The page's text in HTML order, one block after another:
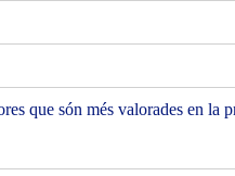
que són més valorades en la